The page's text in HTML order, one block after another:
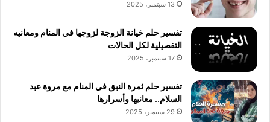
13 سبتمبر، 2025
تفسير حلم خيانة الزوجة لزوجها في المنام ومعانيه
التفصيلية لكل الحالات
17 سبتمبر، 2025
تفسير حلم ثمرة النبق في المنام مع مروة عبد
السلام.. معانيها وأسرارها
29 سبتمبر، 2025